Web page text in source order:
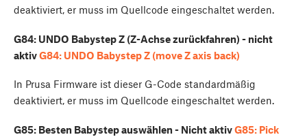
deaktiviert, er muss im Quellcode eingeschaltet werden.
G84: UNDO Babystep Z (Z-Achse zurückfahren) - nicht
aktivG84: UNDO Babystep Z (move Z axis back)
In Prusa Firmware ist dieser G-Code standardmäßig
deaktiviert, er muss im Quellcode eingeschaltet werden.
G85: Besten Babystep auswählen - Nicht aktivG85: Pick